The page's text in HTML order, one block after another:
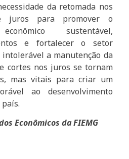
da retomada nos
juros para promover o
sustentável,
e fortalecer o setor
a manutenção da
cortes nos juros se tornam
mas vitais para criar um
ao desenvolvimento
Econômicos da FIEMG